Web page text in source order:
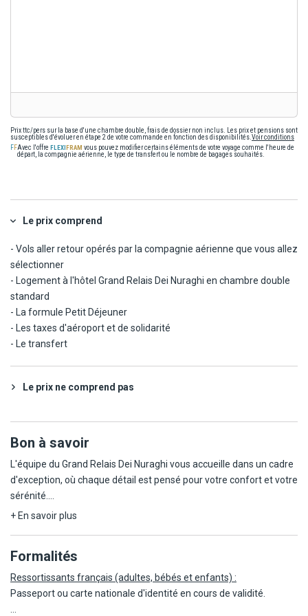
Prix ttc/pers sur la base d'une chambre double, frais de dossier non inclus. Les prix et pensions sont
susceptibles d'évoluer en étape 2 de votre commande en fonction des disponibilités. Voir conditions
Avec l'offre
vous pouvez modifier certains éléments de votre voyage comme l'heure de
départ, la compagnie aérienne, le type de transfert ou le nombre de bagages souhaités.
Le prix comprend
- Vols aller retour opérés par la compagnie aérienne que vous allez
sélectionner
- Logement à l'hôtel Grand Relais Dei Nuraghi en chambre double
standard
- La formule Petit Déjeuner
- Les taxes d'aéroport et de solidarité
- Le transfert
Le prix ne comprend pas
Bon à savoir
L'équipe du Grand Relais Dei Nuraghi vous accueille dans un cadre
d'exception, où chaque détail est pensé pour votre confort et votre
sérénité.
sérénité.
La réception, ouverte 24h/24, se tient à votre disposition avec
+ En savoir plus
Formalités
Ressortissants français (adultes, bébés et enfants) :
Passeport ou carte nationale d'identité en cours de validité.